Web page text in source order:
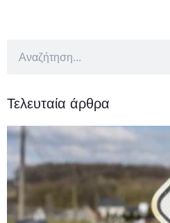
Τελευταία άρθρα